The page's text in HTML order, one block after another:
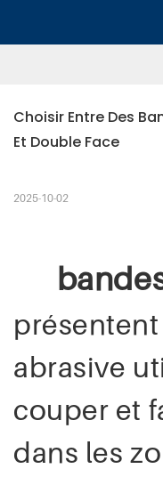
Choisir Entre Des
Et Double Face
2025-10-02
abrasive
couper et
dans les